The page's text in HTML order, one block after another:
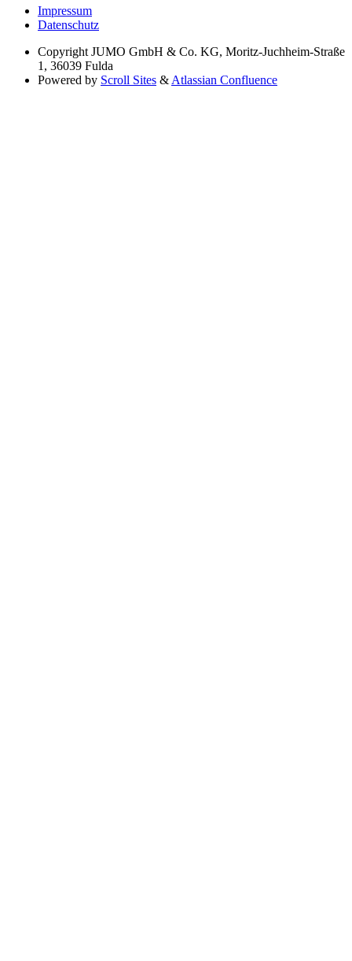
Impressum
Datenschutz
Copyright JUMO GmbH & Co. KG, Moritz-Juchheim-Straße
1, 36039 Fulda
Powered by Scroll Sites & Atlassian Confluence